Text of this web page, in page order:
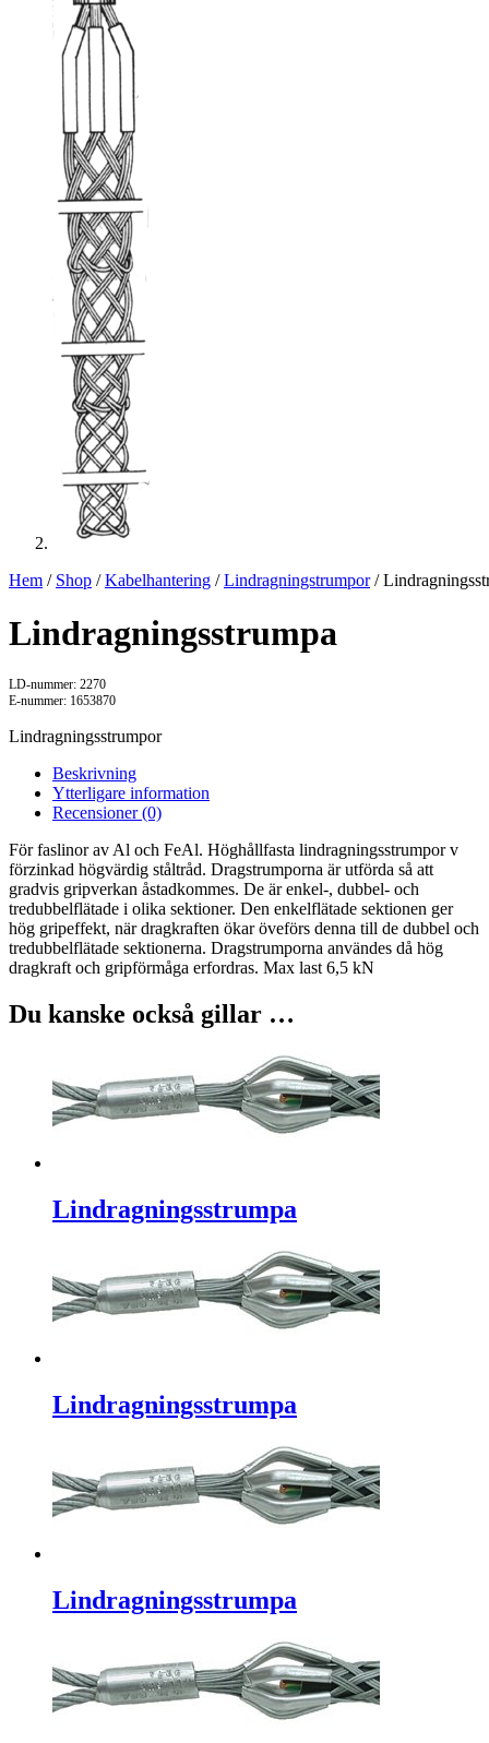
Hem / Shop /Kabelhantering /Lindragningstrumpor/
Lindragningsstrumpa
LD-nummer: 2270
E-nummer: 1653870
Lindragningsstrumpor
Beskrivning
Ytterligare information
Recensioner (0)
För faslinor av Al och FeAl. Höghållfasta lindragningsstrumpor v
förzinkad högvärdig ståltråd. Dragstrumporna är utförda så att
gradvis gripverkan åstadkommes. De är enkel-, dubbel- och
tredubbelflätade i olika sektioner. Den enkelflätade sektionen ger
hög gripeffekt, när dragkraften ökar öveförs denna till de dubbel och
tredubbelflätade sektionerna. Dragstrumporna användes då hög
dragkraft och gripförmåga erfordras. Max last 6,5 kN
Du kanske också gillar …
Lindragningsstrumpa
Lindragningsstrumpa
Lindragningsstrumpa